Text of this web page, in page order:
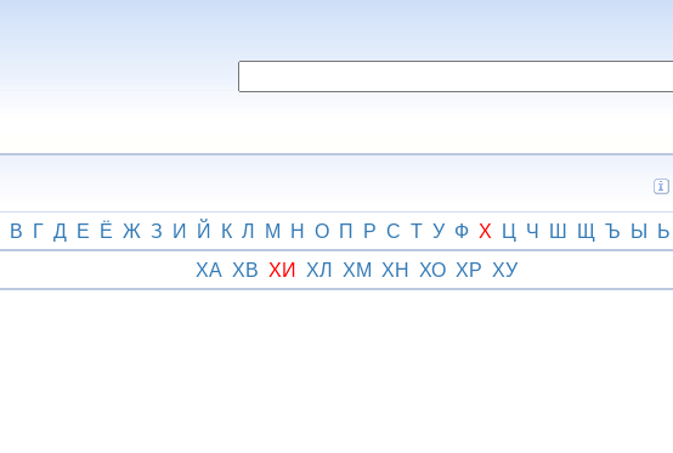
В Г Д Е Ё Ж З И Й К Л М Н О П Р С Т У Ф Х Ц Ч Ш Щ Ъ Ы Ь
ХА ХВ ХИ ХЛ ХМ ХН ХО ХР ХУ